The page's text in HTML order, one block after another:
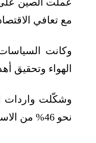
مع تعافي
وكانت
الهواء وتحقيق
وشكّلت واردات
نحو 46% من الاستهلاك خلال العام الماضي، ارتفاعًا من 15% في عام 2010.